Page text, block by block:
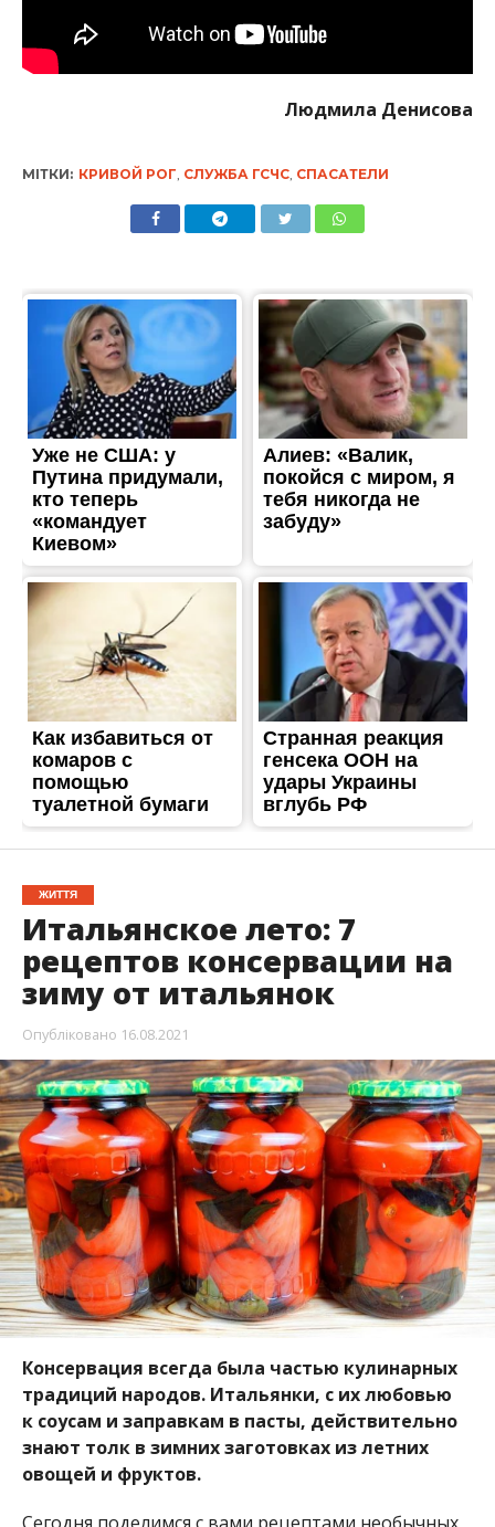
Людмила Денисова
МІТКИ: КРИВОЙ РОГ СЛУЖБА ГСЧС, СПАСАТЕЛИ
ЖИТТЯ
Итальянское лето: 7
рецептов консервации на
зиму от итальянок
Опубліковано 16.08.2021
Консервация всегда была частью кулинарных
традиций народов. Итальянки, с их любовью
к соусам и заправкам в пасты, действительно
знают толк в зимних заготовках из летних
овощей и фруктов.